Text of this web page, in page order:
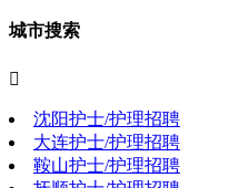
城市搜索

沈阳护士/护理招聘
大连护士/护理招聘
鞍山护士/护理招聘